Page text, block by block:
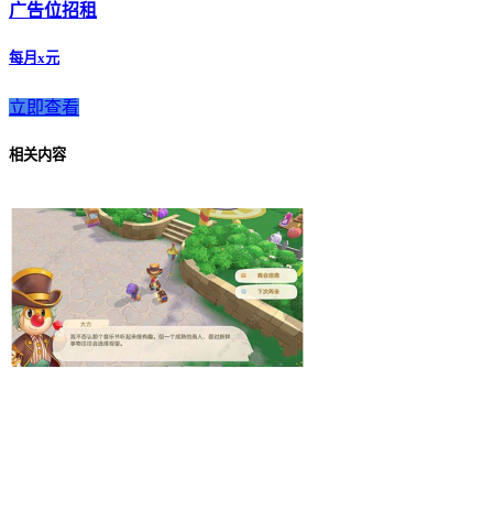
广告位招租
每月x元
立即查看
相关内容